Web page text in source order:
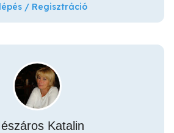
/ Regisztráció
Katalin